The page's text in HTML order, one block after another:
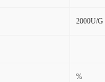
2000U/G
%